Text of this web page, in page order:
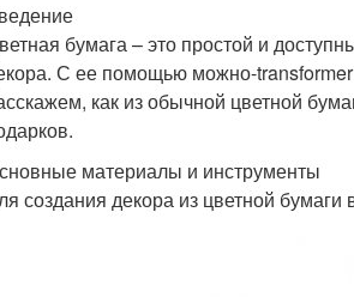
бумага – это простой и
С ее помощью можно-
как из обычной цветной
материалы и инструменты
создания декора из цветной